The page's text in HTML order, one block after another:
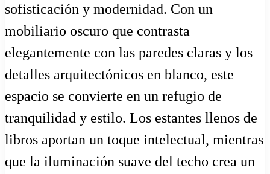
sofisticación y modernidad. Con un
mobiliario oscuro que contrasta
elegantemente con las paredes claras y los
detalles arquitectónicos en blanco, este
espacio se convierte en un refugio de
tranquilidad y estilo. Los estantes llenos de
libros aportan un toque intelectual, mientras
que la iluminación suave del techo crea un